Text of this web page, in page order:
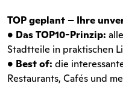
TOP geplant – Ihre
• Das TOP10-Prinzip:
Stadtteile in praktischen
• Best of: die
Restaurants, Cafés und